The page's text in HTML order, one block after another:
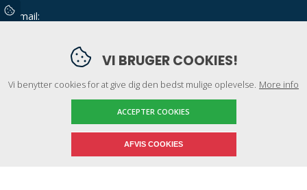
E-mail:
CVR: 34710813
VI BRUGER COOKIES!
Vi benytter cookies for at give dig den bedst mulige oplevelse. More info
ACCEPTER COOKIES
AFVIS COOKIES